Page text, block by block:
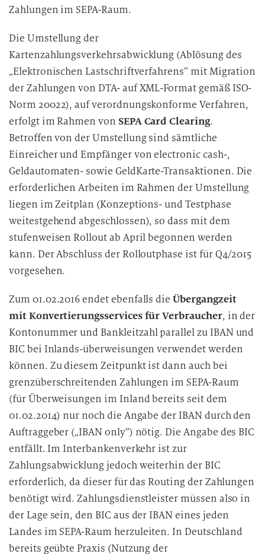
Zahlungen im SEPA-Raum.
Die Umstellung der
Kartenzahlungsverkehrsabwicklung (Ablösung des
„Elektronischen Lastschriftverfahrens“ mit Migration
der Zahlungen von DTA- auf XML-Format gemäß ISO-
Norm 20022), auf verordnungskonforme Verfahren,
erfolgt im Rahmen von SEPA Card Clearing.
Betroffen von der Umstellung sind sämtliche
Einreicher und Empfänger von electronic cash-,
Geldautomaten- sowie GeldKarte-Transaktionen. Die
erforderlichen Arbeiten im Rahmen der Umstellung
liegen im Zeitplan (Konzeptions- und Testphase
weitestgehend abgeschlossen), so dass mit dem
stufenweisen Rollout ab April begonnen werden
kann. Der Abschluss der Rolloutphase ist für Q4/2015
vorgesehen.
Zum 01.02.2016 endet ebenfalls dieÜbergangzeit
mit Konvertierungsservices für Verbraucher, in der
Kontonummer und Bankleitzahl parallel zu IBAN und
BIC bei Inlands-überweisungen verwendet werden
können. Zu diesem Zeitpunkt ist dann auch bei
grenzüberschreitenden Zahlungen im SEPA-Raum
(für Überweisungen im Inland bereits seit dem
01.02.2014) nur noch die Angabe der IBAN durch den
Auftraggeber („IBAN only“) nötig. Die Angabe des BIC
entfällt. Im Interbankenverkehr ist zur
Zahlungsabwicklung jedoch weiterhin der BIC
erforderlich, da dieser für das Routing der Zahlungen
benötigt wird. Zahlungsdienstleister müssen also in
der Lage sein, den BIC aus der IBAN eines jeden
Landes im SEPA-Raum herzuleiten. In Deutschland
bereits geübte Praxis (Nutzung der